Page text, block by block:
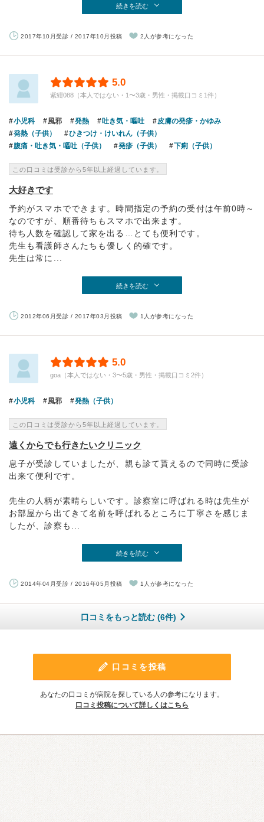
続きを読む
2017年10月受診 / 2017年10月投稿 2人が参考になった
5.0
紫紺088（本人ではない・1〜3歳・男性・掲載口コミ1件）
小児科 風邪 発熱 吐き気・嘔吐
皮膚の発疹・かゆみ
発熱（子供）
ひきつけ・けいれん（子供）
腹痛・吐き気・嘔吐（子供）
発疹（子供） 下痢（子供）
この口コミは受診から5年以上経過しています。
大好きです
予約がスマホでできます。時間指定の予約の受付は午前0時～
なのですが、順番待ちもスマホで出来ます。
待ち人数を確認して家を出る…とても便利です。
先生も看護師さんたちも優しく的確です。
先生は常に...
続きを読む
2012年06月受診 / 2017年03月投稿 1人が参考になった
5.0
goa（本人ではない・3〜5歳・男性・掲載口コミ2件）
小児科 風邪 発熱（子供）
この口コミは受診から5年以上経過しています。
遠くからでも行きたいクリニック
息子が受診していましたが、親も診て貰えるので同時に受診
出来て便利です。
先生の人柄が素晴らしいです。診察室に呼ばれる時は先生が
お部屋から出てきて名前を呼ばれるところに丁寧さを感じま
したが、診察も...
続きを読む
2014年04月受診 / 2016年05月投稿 1人が参考になった
口コミをもっと読む (6件)
口コミを投稿
あなたの口コミが病院を探している人の参考になります。
口コミ投稿について詳しくはこちら